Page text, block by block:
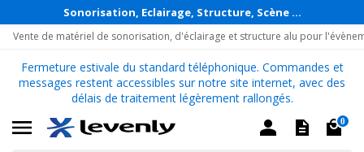
Sonorisation, Eclairage, Structure, Scène ...
Vente de matériel de sonorisation, d'éclairage et structure alu pour
Fermeture estivale du standard téléphonique. Commandes et
messages restent accessibles sur notre site internet, avec des
délais de traitement légèrement rallongés.
0